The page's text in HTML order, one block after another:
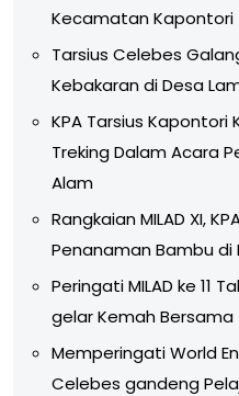
Kecamatan Kapontori
Tarsius Celebes
Kebakaran di Desa
KPA Tarsius Kapontori
Treking Dalam Acara
Alam
Rangkaian MILAD XI,
Penanaman Bambu di
Peringati MILAD ke 11
gelar Kemah Bersama
Memperingati World
Celebes gandeng